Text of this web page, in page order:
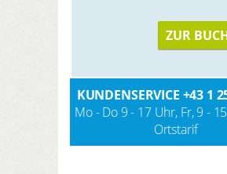
ZUR
KUNDENSERVICE +43 1
Mo - Do 9 - 17 Uhr, Fr, 9 -
Ortstarif